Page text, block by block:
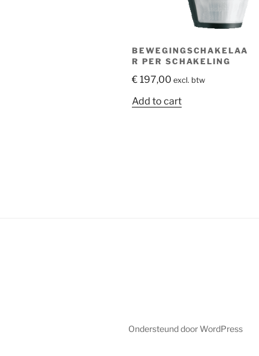
BEWEGINGSCHAKELAA
R PER SCHAKELING
€ 197,00 excl. btw
Add to cart
Ondersteund door WordPress